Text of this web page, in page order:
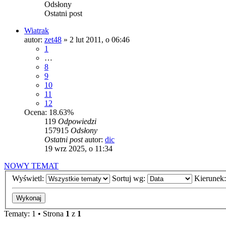
Odsłony
Ostatni post
Wiatrak
autor: zet48 » 2 lut 2011, o 06:46
1
…
8
9
10
11
12
Ocena: 18.63%
119 Odpowiedzi
157915 Odsłony
Ostatni postautor: dic
19 wrz 2025, o 11:34
NOWY TEMAT
Wyświetl:
Sortuj wg:
Tematy: 1 • Strona 1 z 1